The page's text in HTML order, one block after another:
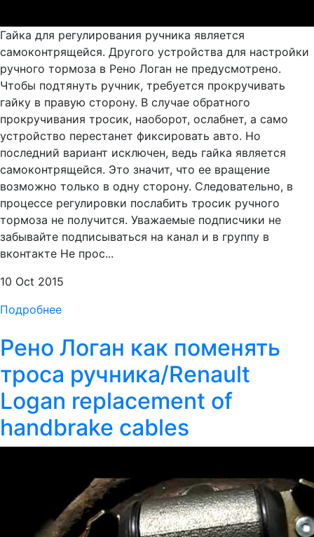
Гайка для регулирования ручника является
самоконтрящейся. Другого устройства для настройки
ручного тормоза в Рено Логан не предусмотрено.
Чтобы подтянуть ручник, требуется прокручивать
гайку в правую сторону. В случае обратного
прокручивания тросик, наоборот, ослабнет, а само
устройство перестанет фиксировать авто. Но
последний вариант исключен, ведь гайка является
самоконтрящейся. Это значит, что ее вращение
возможно только в одну сторону. Следовательно, в
процессе регулировки послабить тросик ручного
тормоза не получится. Уважаемые подписчики не
забывайте подписываться на канал и в группу в
вконтакте Не прос...
10 Oct 2015
Подробнее
Рено Логан как поменять
троса ручника/Renault
Logan replacement of
handbrake cables